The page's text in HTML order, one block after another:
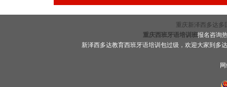
重庆新泽西多达多
重庆西班牙语培训班报名咨询
新泽西多达教育西班牙语培训包过级，欢迎大家到多